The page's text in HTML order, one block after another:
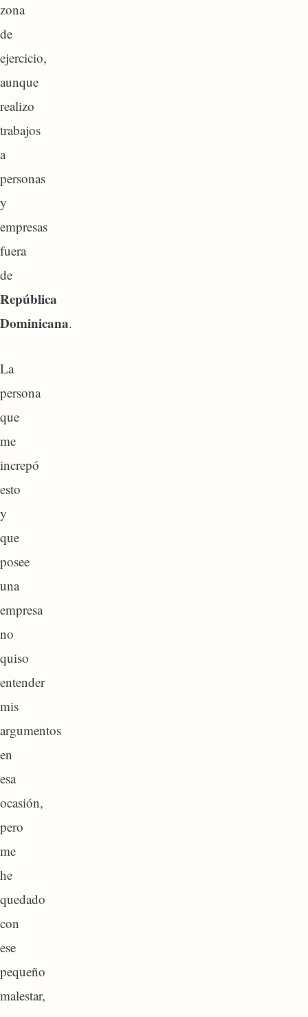
zona
de
ejercicio,
aunque
realizo
trabajos
a
personas
y
empresas
fuera
de
República
Dominicana.
La
persona
que
me
increpó
esto
y
que
posee
una
empresa
no
quiso
entender
mis
argumentos
en
esa
ocasión,
pero
me
he
quedado
con
ese
pequeño
malestar,